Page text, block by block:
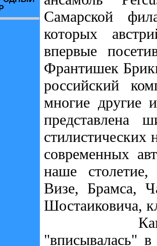
Самарской
которых
впервые
Франтишек
российский
многие другие
представлена
стилистических
современных
наше
Визе, Брамса,
Шостаиковича,
Камерная
"вписывалась"